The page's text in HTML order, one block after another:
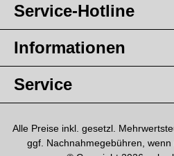
Service-Hotline
Informationen
Service
Alle Preise inkl. gesetzl.
ggf. Nachnahmegebühren, wenn